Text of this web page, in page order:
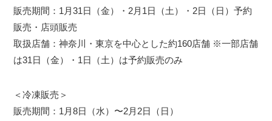
販売期間：1月31日（金）・2月1日（土）・2日（日）予約
販売・店頭販売
取扱店舗：神奈川・東京を中心とした約160店舗 ※一部店舗
は31日（金）・1日（土）は予約販売のみ
＜冷凍販売＞
販売期間：1月8日（水）〜2月2日（日）